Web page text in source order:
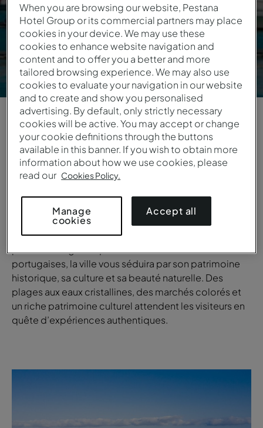
VUE GÉNÉRALE
Cidade da Praia
Située sur l’île de Santiago dans l’archipel du Cap-
Vert, Cidade da Praia est la capitale et le principal
centre politique et économique du pays. Façonnée
portugaises, la ville vous séduira par son patrimoine
historique, sa culture et sa beauté naturelle. Des
plages aux eaux cristallines, des marchés colorés et
un riche patrimoine culturel attendent les visiteurs en
quête d’expériences authentiques.
1/6
When you are browsing our website, Pestana
Hotel Group or its commercial partners may place
cookies in your device. We may use these
cookies to enhance website navigation and
content and to offer you a better and more
tailored browsing experience. We may also use
cookies to evaluate your navigation in our website
and to create and show you personalised
advertising. By default, only strictly necessary
cookies will be active. You may accept or change
your cookie definitions through the buttons
available in this banner. If you wish to obtain more
information about how we use cookies, please
read our Cookies Policy.
Manage
cookies
Accept all